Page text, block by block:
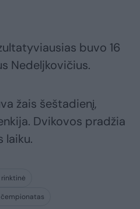
buvo 16
Nedeljkovičius.
žais šeštadienį,
Dvikovos pradžia
laiku.
čempionatas